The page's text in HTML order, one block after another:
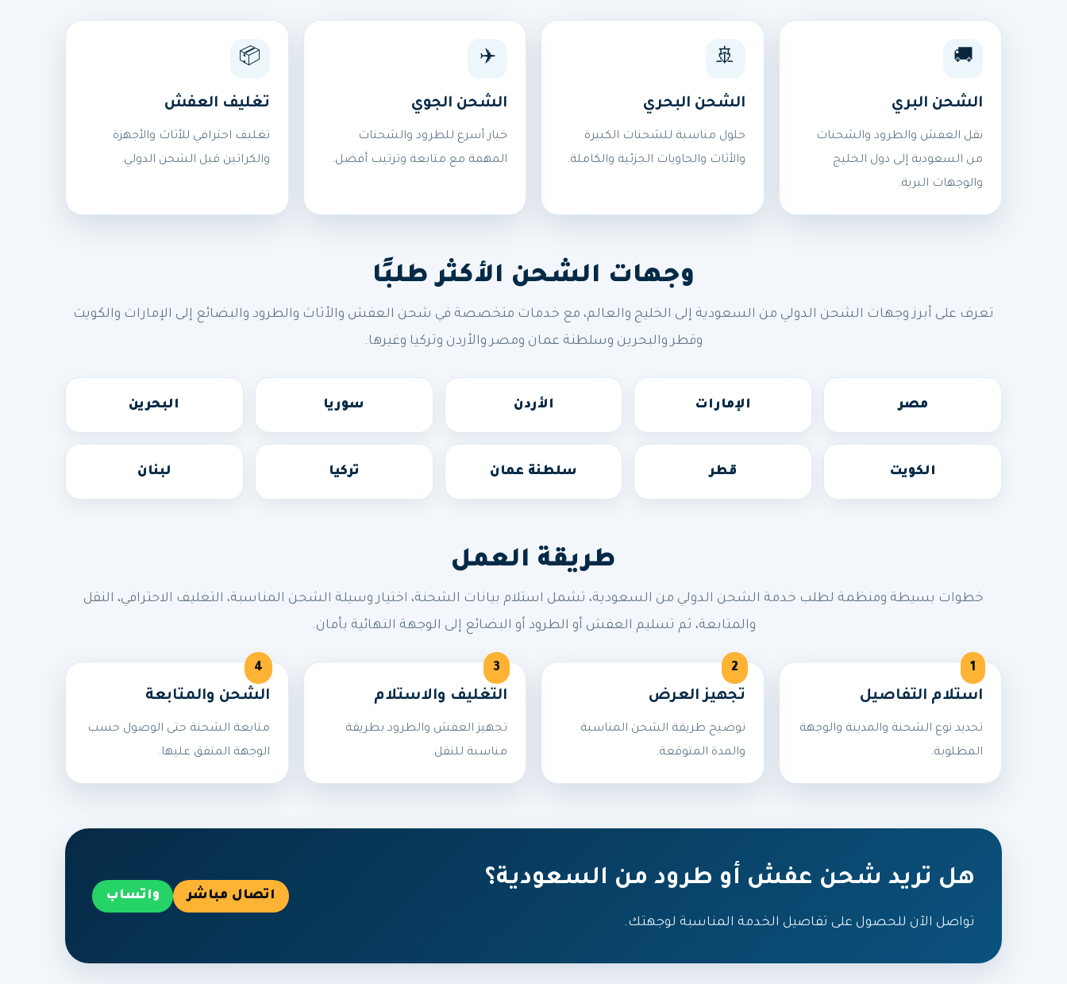
🚚
الشحن البري
نقل العفش والطرود والشحنات
من السعودية إلى دول الخليج
والوجهات البرية.
🚢
الشحن البحري
حلول مناسبة للشحنات الكبيرة
والأثاث والحاويات الجزئية والكاملة.
✈️
الشحن الجوي
خيار أسرع للطرود والشحنات
المهمة مع متابعة وترتيب أفضل.
📦
تغليف العفش
تغليف احترافي للأثاث والأجهزة
والكراتين قبل الشحن الدولي.
وجهات الشحن الأكثر طلبًا
تعرف على أبرز وجهات الشحن الدولي من السعودية إلى الخليج والعالم، مع خدمات متخصصة في شحن العفش والأثاث والطرود والبضائع إلى الإمارات والكويت
وقطر والبحرين وسلطنة عمان ومصر والأردن وتركيا وغيرها.
مصر الإمارات الأردن سوريا البحرين
الكويت قطر سلطنة عمان تركيا لبنان
طريقة العمل
خطوات بسيطة ومنظمة لطلب خدمة الشحن الدولي من السعودية، تشمل استلام بيانات الشحنة، اختيار وسيلة الشحن المناسبة، التغليف الاحترافي، النقل
والمتابعة، ثم تسليم العفش أو الطرود أو البضائع إلى الوجهة النهائية بأمان.
استلام التفاصيل
تحديد نوع الشحنة والمدينة والوجهة
المطلوبة.
تجهيز العرض
توضيح طريقة الشحن المناسبة
والمدة المتوقعة.
التغليف والاستلام
تجهيز العفش والطرود بطريقة
مناسبة للنقل.
الشحن والمتابعة
متابعة الشحنة حتى الوصول حسب
الوجهة المتفق عليها.
هل تريد شحن عفش أو طرود من السعودية؟
تواصل الآن للحصول على تفاصيل الخدمة المناسبة لوجهتك.
اتصال مباشر واتساب